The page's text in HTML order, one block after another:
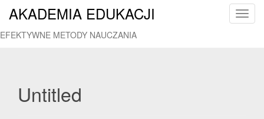
T
AKADEMIA EDUKACJI
EFEKTYWNE METODY NAUCZANIA
Untitled